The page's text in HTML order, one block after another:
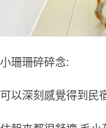
小珊珊碎碎念:
可以深刻感覺得到民